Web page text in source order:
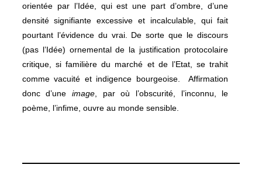
orientée par l’Idée, qui est une part d’ombre, d’une
densité signifiante excessive et incalculable, qui fait
pourtant l’évidence du vrai. De sorte que le discours
(pas l’Idée) ornemental de la justification protocolaire
critique, si familière du marché et de l’Etat, se trahit
comme vacuité et indigence bourgeoise. Affirmation
donc d’une image, par où l’obscurité, l’inconnu, le
poème, l’infime, ouvre au monde sensible.